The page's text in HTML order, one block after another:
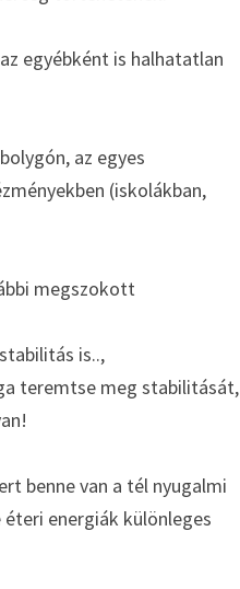
egyébként is halhatatlan
az egyes
(iskolákban,
megszokott
is..,
teremtse meg stabilitását,
benne van a tél nyugalmi
energiák különleges